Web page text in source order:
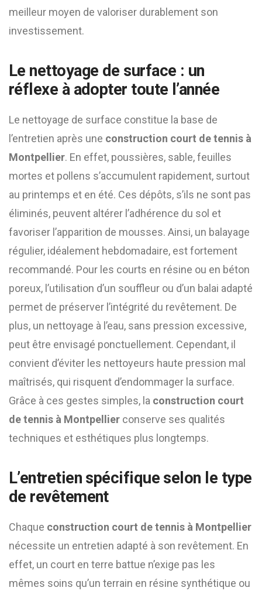
meilleur moyen de valoriser durablement son
investissement.
Le nettoyage de surface : un
réflexe à adopter toute l’année
Le nettoyage de surface constitue la base de
l’entretien après une construction court de tennis à
Montpellier. En effet, poussières, sable, feuilles
mortes et pollens s’accumulent rapidement, surtout
au printemps et en été. Ces dépôts, s’ils ne sont pas
éliminés, peuvent altérer l’adhérence du sol et
favoriser l’apparition de mousses. Ainsi, un balayage
régulier, idéalement hebdomadaire, est fortement
recommandé. Pour les courts en résine ou en béton
poreux, l’utilisation d’un souffleur ou d’un balai adapté
permet de préserver l’intégrité du revêtement. De
plus, un nettoyage à l’eau, sans pression excessive,
peut être envisagé ponctuellement. Cependant, il
convient d’éviter les nettoyeurs haute pression mal
maîtrisés, qui risquent d’endommager la surface.
Grâce à ces gestes simples, la construction court
de tennis à Montpellier conserve ses qualités
techniques et esthétiques plus longtemps.
L’entretien spécifique selon le type
de revêtement
Chaque construction court de tennis à Montpellier
nécessite un entretien adapté à son revêtement. En
effet, un court en terre battue n’exige pas les
mêmes soins qu’un terrain en résine synthétique ou